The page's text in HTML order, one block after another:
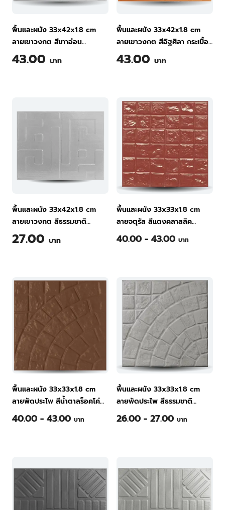
พื้นและผนัง 33x42x1.8 cm
ลายเขาวงกต สีเทาอ่อน
กระเบื้องพื้นคอนกรีต ทีพีไอ
43.00 บาท
พื้นและผนัง 33x42x1.8 cm
ลายเขาวงกต สีอิฐศิลา กระเบื้อง
พื้นคอนกรีต ทีพีไอ
43.00 บาท
พื้นและผนัง 33x42x1.8 cm
ลายเขาวงกต สีธรรมชาติ
กระเบื้องพื้นคอนกรีต ทีพีไอ
27.00 บาท
พื้นและผนัง 33x33x1.8 cm
ลายจตุรัส สีแดงคลาสสิค
กระเบื้องพื้นคอนกรีต ทีพีไอ
40.00 - 43.00 บาท
พื้นและผนัง 33x33x1.8 cm
ลายพัดประไพ สีน้ำตาลร็อคโค่
กระเบื้องพื้นคอนกรีต ทีพีไอ
40.00 - 43.00 บาท
พื้นและผนัง 33x33x1.8 cm
ลายพัดประไพ สีธรรมชาติ
กระเบื้องพื้นคอนกรีต ทีพีไอ
26.00 - 27.00 บาท